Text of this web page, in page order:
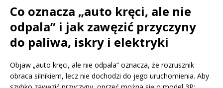
Co oznacza „auto kręci, ale nie
odpala” i jak zawęzić przyczyny
do paliwa, iskry i elektryki
Objaw „auto kręci, ale nie odpala” oznacza, że rozrusznik
obraca silnikiem, lecz nie dochodzi do jego uruchomienia. Aby